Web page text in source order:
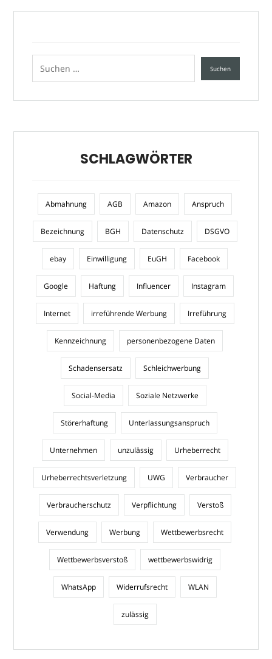
SCHLAGWÖRTER
Abmahnung AGB Amazon Anspruch
Bezeichnung BGH Datenschutz DSGVO
ebay Einwilligung EuGH Facebook
Google Haftung Influencer Instagram
Internet irreführende Werbung Irreführung
Kennzeichnung personenbezogene Daten
Schadensersatz Schleichwerbung
Social-Media Soziale Netzwerke
Störerhaftung Unterlassungsanspruch
Unternehmen unzulässig Urheberrecht
Urheberrechtsverletzung UWG Verbraucher
Verbraucherschutz Verpflichtung Verstoß
Verwendung Werbung Wettbewerbsrecht
Wettbewerbsverstoß wettbewerbswidrig
WhatsApp Widerrufsrecht WLAN
zulässig